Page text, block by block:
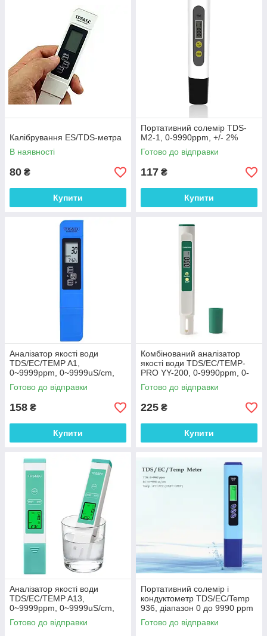
EC та TDS - це важливі параметри, які допомагають
контролювати якість води в різних сферах. Розуміння їх
значення допомагає забезпечити оптимальні умови для
рослин, тварин та людей, які використовують цю воду.
УВАГА!! Електроди не можна зберігати в розчинах для
зберігання електродів! Електроди мають бути сухими і
чистими.
Калібрування ES/TDS-метра
В наявності
80 ₴
Купити
Портативний солемір TDS-
M2-1, 0-9990ppm, +/- 2%
Готово до відправки
117 ₴
Купити
Аналізатор якості води
TDS/EC/TEMP A1,
0~9999ppm, 0~9999uS/cm,
0.1~60℃ (точність +/- 2%),
ATC
Готово до відправки
158 ₴
Купити
Комбінований аналізатор
якості води TDS/EC/TEMP-
PRO YY-200, 0-9990ppm, 0-
9990uS/cm, +/- 2%
Готово до відправки
225 ₴
Купити
Аналізатор якості води
TDS/EC/TEMP A13,
0~9999ppm, 0~9999uS/cm,
0~60℃ (точність +/- 2%)
Готово до відправки
Портативний солемір і
кондуктометр TDS/EC/Temp
936, діапазон 0 до 9990 ppm
/ 0 ~ 19,99 мс/см
Готово до відправки